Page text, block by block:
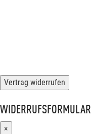
Vertrag widerrufen
WIDERRUFSFORMULAR
×